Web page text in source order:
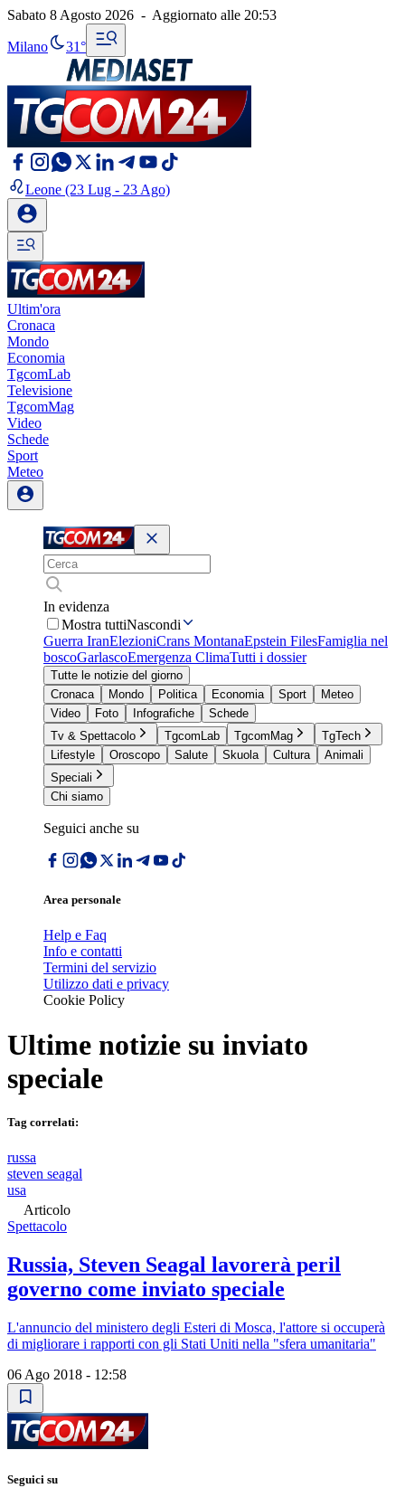
Sabato 8 Agosto 2026 - Aggiornato alle 20:53
Milano 31°
Leone (23 Lug - 23 Ago)
Ultim'ora
Cronaca
Mondo
Economia
TgcomLab
Televisione
TgcomMag
Video
Schede
Sport
Meteo
In evidenza
Mostra tuttiNascondi
Guerra IranElezioniCrans MontanaEpstein FilesFamiglia nel
boscoGarlascoEmergenza ClimaTutti i dossier
Tutte le notizie del giorno
Cronaca
Mondo Politica Economia Sport
Meteo
Video
Foto Infografiche
Schede
Tv & Spettacolo
TgcomLab TgcomMag
TgTech
Lifestyle
Oroscopo Salute Skuola Cultura
Animali
Speciali
Chi siamo
Seguici anche su
Area personale
Help e Faq
Info e contatti
Termini del servizio
Utilizzo dati e privacy
Cookie Policy
Ultime notizie su inviato
speciale
Tag correlati:
russa
steven seagal
usa
Articolo
Spettacolo
Russia, Steven Seagal lavorerà peril
governo come inviato speciale
L'annuncio del ministero degli Esteri di Mosca, l'attore si occuperà
di migliorare i rapporti con gli Stati Uniti nella "sfera umanitaria"
06 Ago 2018 - 12:58
Seguici su